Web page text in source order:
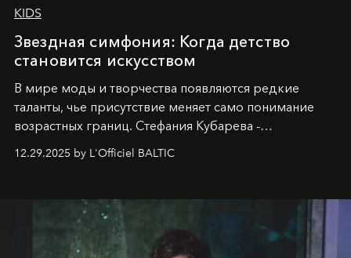
KIDS
Звездная симфония: Когда детство
становится искусством
В мире моды и творчества появляются редкие
таланты, чье присутствие меняет само понимание
возрастных границ. Стефания Кубарева -
десятилетняя обладательница невероятной
харизмы, чье имя уже украшает обложки
2025
и LUXIA June 2025, представляет собой
уникальное явление современной культуры.
12.29.2025 by L'Officiel BALTIC